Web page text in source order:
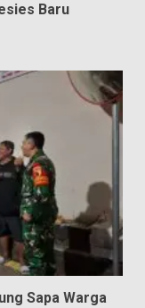
Baru
Sapa Warga